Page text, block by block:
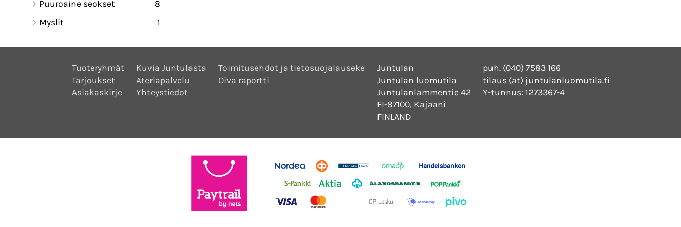
Puuroaine seokset
8
Myslit
1
Tuoteryhmät
Tarjoukset
Asiakaskirje
Kuvia Juntulasta
Ateriapalvelu
Yhteystiedot
Toimitusehdot ja tietosuojalauseke
Oiva raportti
Juntulan
Juntulan luomutila
Juntulanlammentie 42
FI-87100, Kajaani
FINLAND
puh. (040) 7583 166
tilaus (at) juntulanluomutila.fi
Y-tunnus: 1273367-4